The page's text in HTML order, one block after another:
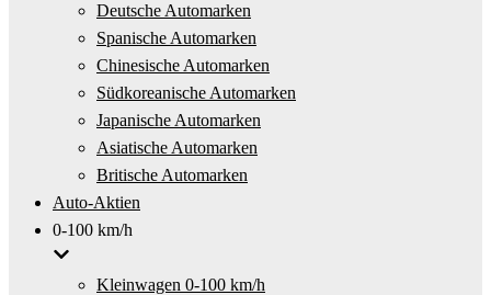
Deutsche Automarken
Spanische Automarken
Chinesische Automarken
Südkoreanische Automarken
Japanische Automarken
Asiatische Automarken
Britische Automarken
Auto-Aktien
0-100 km/h
Kleinwagen 0-100 km/h